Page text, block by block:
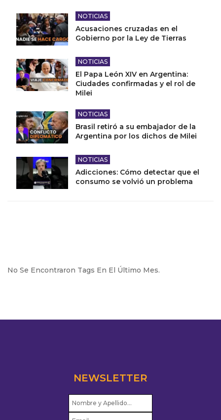
NOTICIAS
Acusaciones cruzadas en el
Gobierno por la Ley de Tierras
NOTICIAS
El Papa León XIV en Argentina:
Ciudades confirmadas y el rol de
Milei
NOTICIAS
Brasil retiró a su embajador de la
Argentina por los dichos de Milei
NOTICIAS
Adicciones: Cómo detectar que el
consumo se volvió un problema
No Se Encontraron Tags En El Último Mes.
NEWSLETTER